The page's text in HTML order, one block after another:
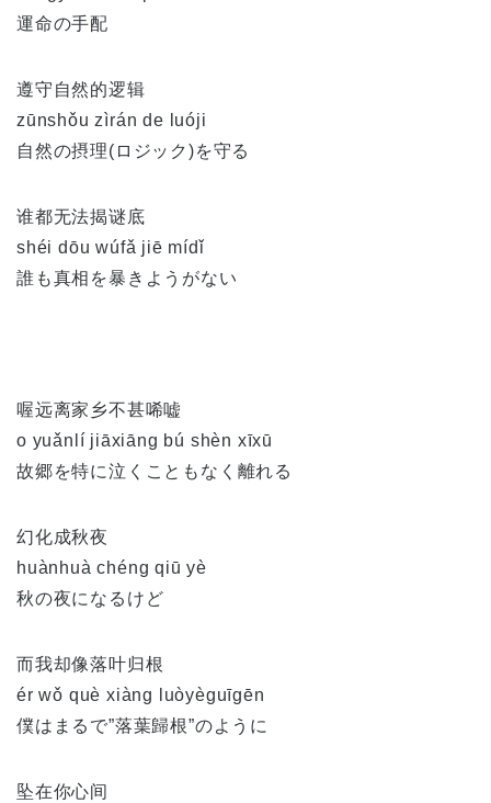
運命の手配
遵守自然的逻辑
zūnshǒu zìrán de luóji
自然の摂理(ロジック)を守る
谁都无法揭谜底
shéi dōu wúfǎ jiē mídǐ
誰も真相を暴きようがない
喔远离家乡不甚唏嘘
o yuǎnlí jiāxiāng bú shèn xīxū
故郷を特に泣くこともなく離れる
幻化成秋夜
huànhuà chéng qiū yè
秋の夜になるけど
而我却像落叶归根
ér wǒ què xiàng luòyèguīgēn
僕はまるで”落葉歸根”のように
坠在你心间